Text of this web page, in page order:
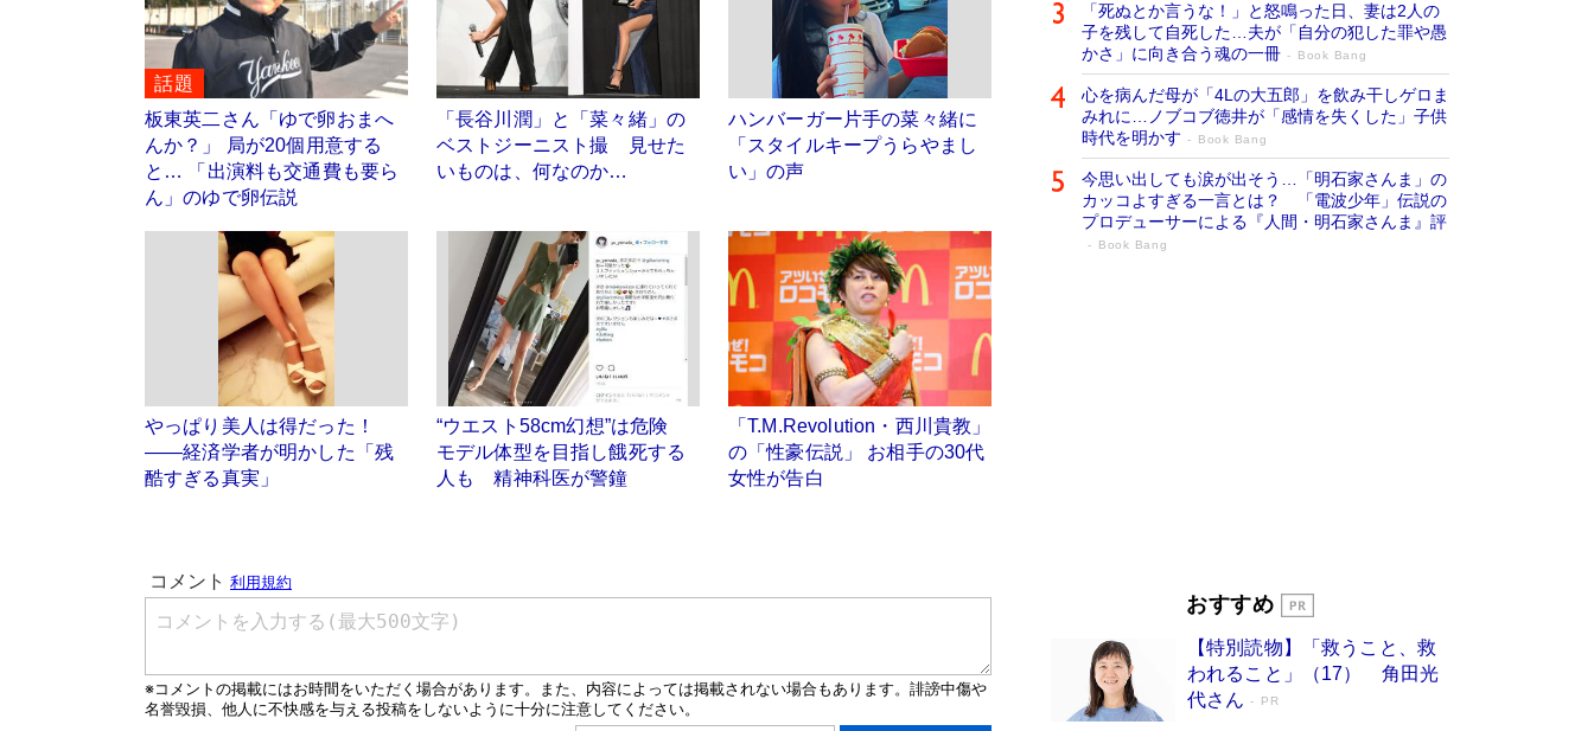
話題
板東英二さん「ゆで卵おまへ
んか？」 局が20個用意する
と… 「出演料も交通費も要ら
ん」のゆで卵伝説
「長谷川潤」と「菜々緒」の
ベストジーニスト撮 見せた
いものは、何なのか…
ハンバーガー片手の菜々緒に
「スタイルキープうらやまし
い」の声
やっぱり美人は得だった！
――経済学者が明かした「残
酷すぎる真実」
“ウエスト58cm幻想”は危険
モデル体型を目指し餓死する
人も 精神科医が警鐘
「T.M.Revolution・西川貴教」
の「性豪伝説」 お相手の30代
女性が告白
「死ぬとか言うな！」と怒鳴った日、妻は2人の
子を残して自死した…夫が「自分の犯した罪や愚
かさ」に向き合う魂の一冊
Book Bang
心を病んだ母が「4Lの大五郎」を飲み干しゲロま
みれに…ノブコブ徳井が「感情を失くした」子供
時代を明かす
Book Bang
今思い出しても涙が出そう…「明石家さんま」の
カッコよすぎる一言とは？ 「電波少年」伝説の
プロデューサーによる『人間・明石家さんま』評
Book Bang
転 上司の“意外な一言”から生まれた「雑談のテ
皇室はなぜ世界から尊敬されているのか？ 「天
皇陛下はお元気でおられるか」がサウジ国王の第
一声になる理由
Book Bang
おすすめ
【特別読物】「救うこと、救
われること」（17） 角田光
代さん
PR